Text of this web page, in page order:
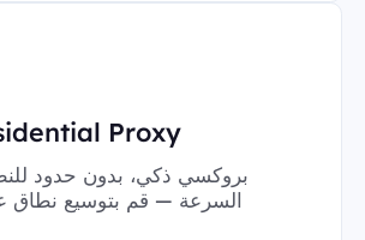
Proxy
بروكسي ذكي، بدون حدود
السرعة — قم بتوسيع نطاق